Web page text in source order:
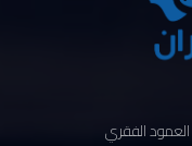
الفقري